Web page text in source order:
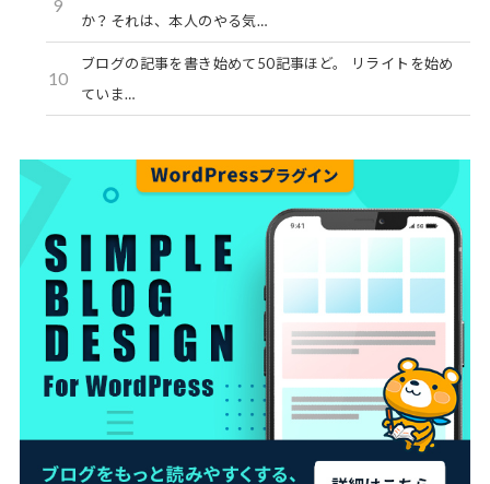
9
か？それは、本人のやる気…
10
ブログの記事を書き始めて50記事ほど。 リライトを始め
ていま…